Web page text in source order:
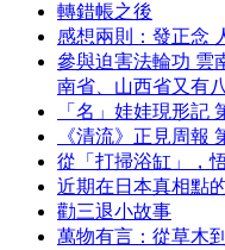
轉錯帳之後
感想兩則：發正念
參與迫害法輪功 雲
南省、山西省又有
「名」娃娃現形記
《清流》正見周報
從「打掃浴缸」，
近期在日本真相點
勸三退小故事
萬物有言：從草木